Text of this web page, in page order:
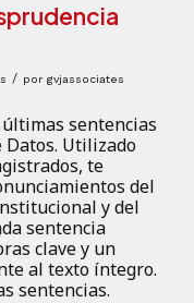
/ por gvjassociates
sentencias
Datos. Utilizado
te
del
y del
sentencia
clave y un
al texto íntegro.
sentencias.